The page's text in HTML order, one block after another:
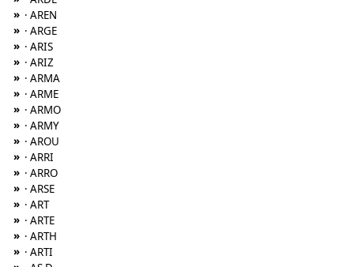
» · AREN
» · ARGE
» · ARIS
» · ARIZ
» · ARMA
» · ARME
» · ARMO
» · ARMY
» · AROU
» · ARRI
» · ARRO
» · ARSE
» · ART
» · ARTE
» · ARTH
» · ARTI